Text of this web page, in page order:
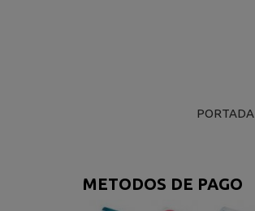
PORTADA
METODOS DE PAGO